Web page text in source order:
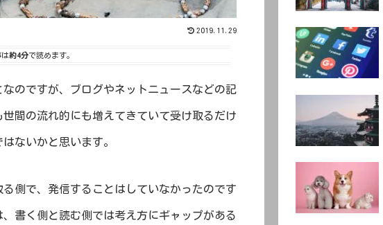
2019.11.29
約4分で読めます。
のですが、ブログやネットニュースなどの記
間の流れ的にも増えてきていて受け取るだけ
ないかと思います。
側で、発信することはしていなかったのです
書く側と読む側では考え方にギャップがある